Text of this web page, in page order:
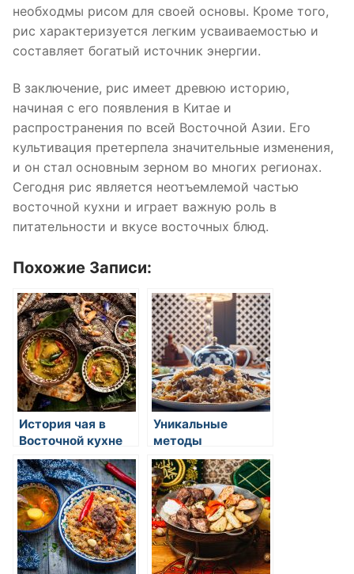
необходмы рисом для своей основы. Кроме того,
рис характеризуется легким усваиваемостью и
составляет богатый источник энергии.
В заключение, рис имеет древюю историю,
начиная с его появления в Китае и
распространения по всей Восточной Азии. Его
культивация претерпела значительные изменения,
и он стал основным зерном во многих регионах.
Сегодня рис является неотъемлемой частью
восточной кухни и играет важную роль в
питательности и вкусе восточных блюд.
Похожие Записи:
История чая в
Восточной кухне
Уникальные
методы
приготовления
риса в восточной
кухне